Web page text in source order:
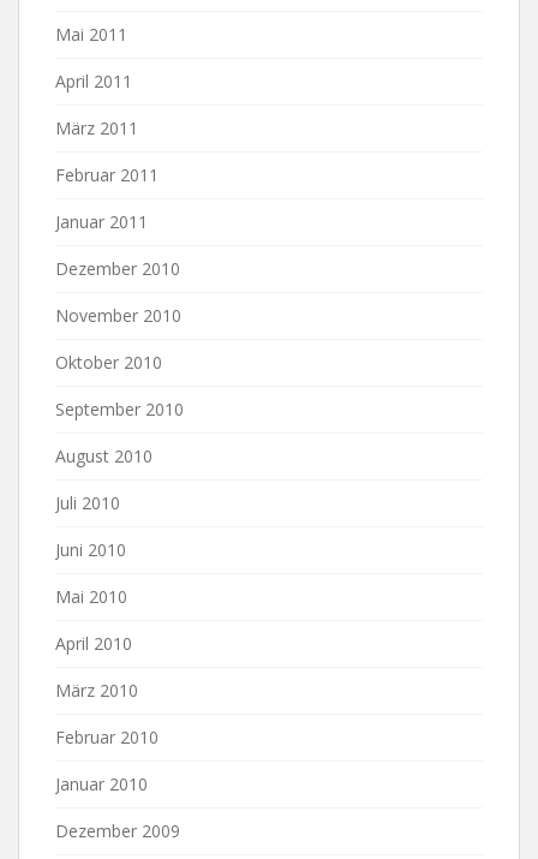
Mai 2011
April 2011
März 2011
Februar 2011
Januar 2011
Dezember 2010
November 2010
Oktober 2010
September 2010
August 2010
Juli 2010
Juni 2010
Mai 2010
April 2010
März 2010
Februar 2010
Januar 2010
Dezember 2009